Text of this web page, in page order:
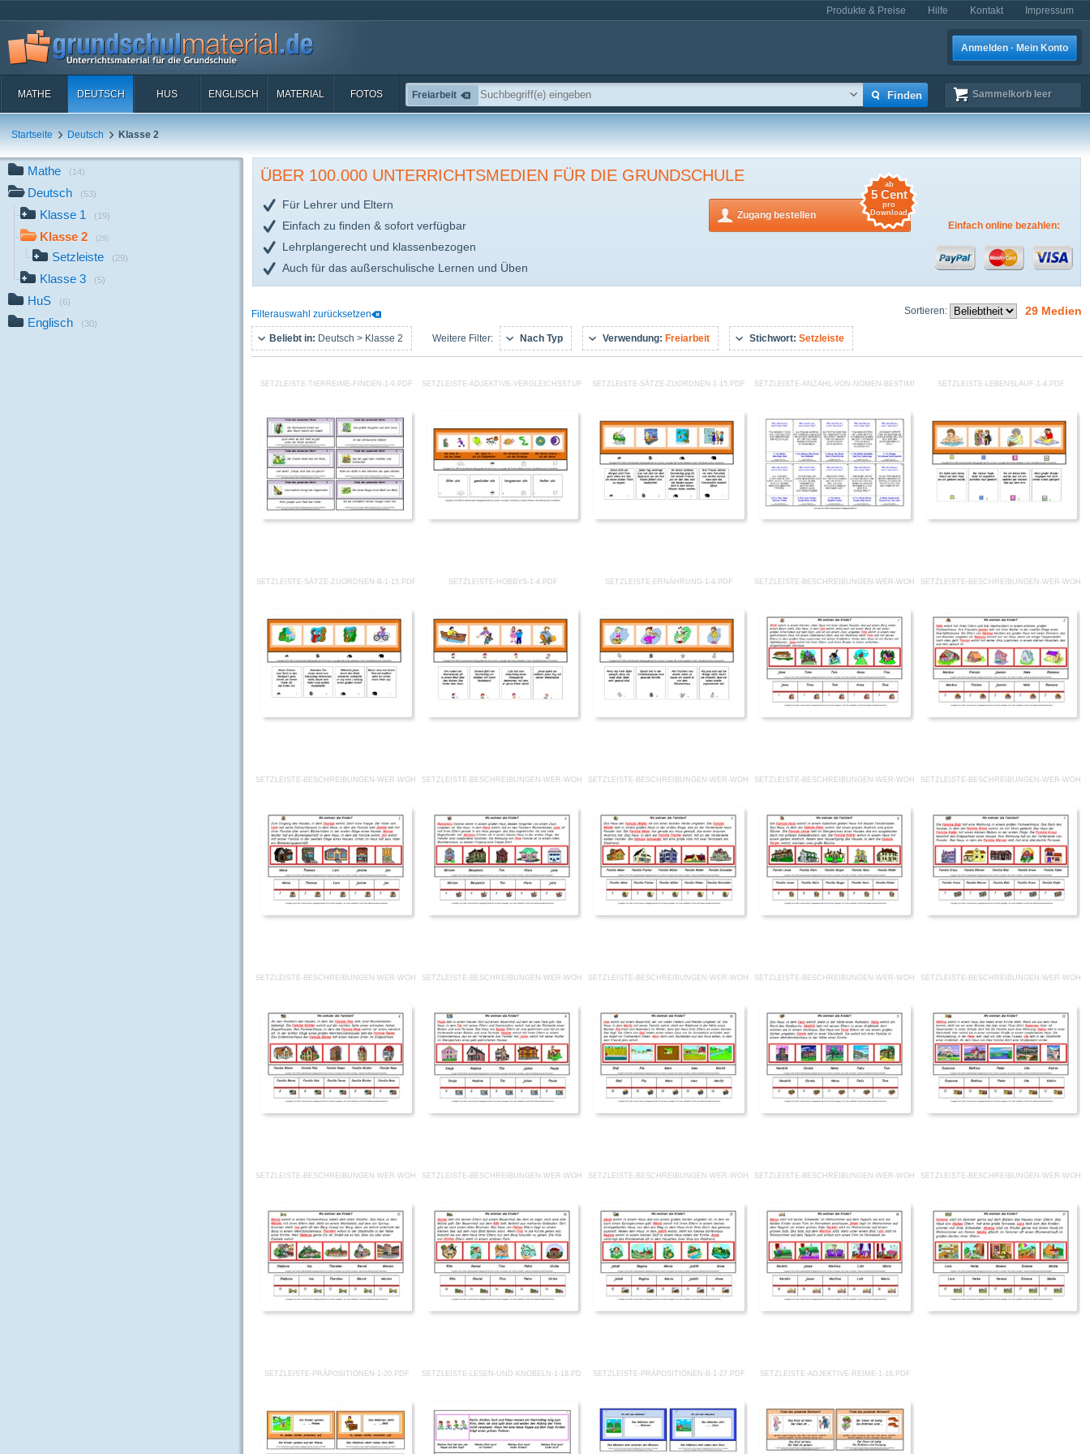
Produkte & Preise Hilfe Kontakt Impressum
Anmelden · Mein Konto
MATHE DEUTSCH HUS ENGLISCH MATERIAL FOTOS Sammelkorb leer
Freiarbeit
Startseite Deutsch Klasse 2
Mathe (14)
Deutsch (53)
Klasse 1 (19)
Klasse 2 (29)
Setzleiste (29)
Klasse 3 (5)
HuS (6)
Englisch (30)
ÜBER 100.000 UNTERRICHTSMEDIEN FÜR DIE GRUNDSCHULE
Für Lehrer und Eltern
Einfach zu finden & sofort verfügbar
Lehrplangerecht und klassenbezogen
Auch für das außerschulische Lernen und Üben
Zugang bestellen
ab
5 Cent
pro
Download
Einfach online bezahlen:
Sortieren: 29 Medien
Filterauswahl zurücksetzen
Beliebt in: Deutsch > Klasse 2 Weitere Filter: Nach Typ Verwendung: Freiarbeit Stichwort: Setzleiste
SETZLEISTE-TIERREIME-FINDEN-1-9.PDF SETZLEISTE-ADJEKTIVE-VERGLEICHSSTUFE-1-25.PDFSETZLEISTE-SÄTZE-ZUORDNEN-1-15.PDF SETZLEISTE-ANZAHL-VON-NOMEN-BESTIMMEN-1-11.PDFSETZLEISTE-LEBENSLAUF-1-4.PDF
SETZLEISTE-SÄTZE-ZUORDNEN-B-1-15.PDF SETZLEISTE-HOBBYS-1-4.PDF SETZLEISTE-ERNÄHRUNG-1-4.PDF SETZLEISTE-BESCHREIBUNGEN-WER-WOHNT-WO 1.PDFSETZLEISTE-BESCHREIBUNGEN-WER-
SETZLEISTE-BESCHREIBUNGEN-WER-WOHNT-WO 3.PDFSETZLEISTE-BESCHREIBUNGEN-WER-WOHNT-WO 4.PDFSETZLEISTE-BESCHREIBUNGEN-WER-WOHNT-WO 5.PDFSETZLEISTE-BESCHREIBUNGEN-WER-WOHNT-WO 6.PDFSETZLEISTE-BESCHREIBUNGEN-WER-
SETZLEISTE-BESCHREIBUNGEN-WER-WOHNT-WO 8.PDFSETZLEISTE-BESCHREIBUNGEN-WER-WOHNT-WO 9.PDFSETZLEISTE-BESCHREIBUNGEN-WER-WOHNT-WO 10.PDFSETZLEISTE-BESCHREIBUNGEN-WER-WOHNT-WO 11.PDFSETZLEISTE-BESCHREIBUNGEN-WER-
SETZLEISTE-BESCHREIBUNGEN-WER-WOHNT-WO 13.PDFSETZLEISTE-BESCHREIBUNGEN-WER-WOHNT-WO 14.PDFSETZLEISTE-BESCHREIBUNGEN-WER-WOHNT-WO 15.PDFSETZLEISTE-BESCHREIBUNGEN-WER-WOHNT-WO 16.PDFSETZLEISTE-BESCHREIBUNGEN-WER-
SETZLEISTE-PRÄPOSITIONEN-1-20.PDF SETZLEISTE-LESEN-UND-KNOBELN-1-18.PDF SETZLEISTE-PRÄPOSITIONEN-B-1-27.PDF SETZLEISTE-ADJEKTIVE-REIME-1-16.PDF